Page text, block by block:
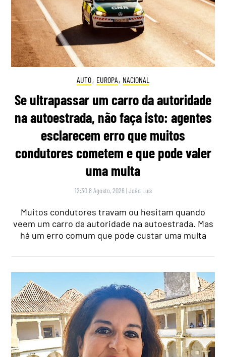
AUTO, EUROPA, NACIONAL
Se ultrapassar um carro da autoridade
na autoestrada, não faça isto: agentes
esclarecem erro que muitos
condutores cometem e que pode valer
uma multa
12:30 8 Agosto, 2026 |João Luís
Muitos condutores travam ou hesitam quando
veem um carro da autoridade na autoestrada. Mas
há um erro comum que pode custar uma multa